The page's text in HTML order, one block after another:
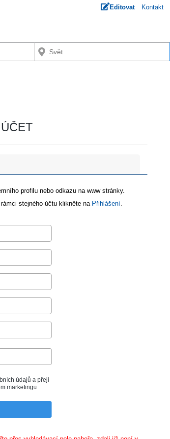
Editovat Kontakt
profilu nebo odkazu na www stránky.
stejného účtu klikněte na Přihlášení.
údajů a přeji
marketingu